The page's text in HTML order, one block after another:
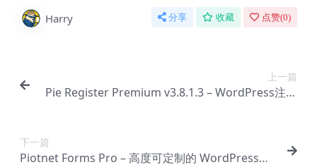
Harry 分享 收藏 点赞(0)
上一篇
Pie Register Premium v3.8.1.3 – WordPress注册
下一篇
Piotnet Forms Pro – 高度可定制的 WordPress表